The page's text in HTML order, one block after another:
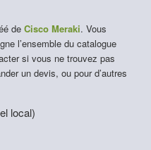
de Cisco Meraki. Vous
l’ensemble du catalogue
si vous ne trouvez pas
un devis, ou pour d’autres
local)